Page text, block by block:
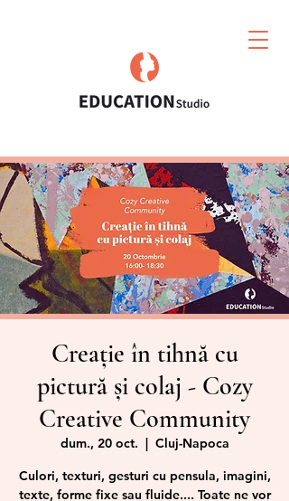
Creație în tihnă cu
pictură și colaj - Cozy
Creative Community
dum., 20 oct.
  |
Cluj-Napoca
Culori, texturi, gesturi cu pensula, imagini,
texte, forme fixe sau fluide.... Toate ne vor